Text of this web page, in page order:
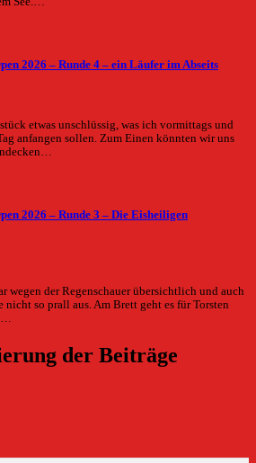
2026 – Runde 4 – ein Läufer im Abseits
etwas unschlüssig, was ich vormittags und
anfangen sollen. Zum Einen könnten wir uns
2026 – Runde 3 – Die Eisheiligen
wegen der Regenschauer übersichtlich und auch
nicht so prall aus. Am Brett geht es für Torsten
der Beiträge